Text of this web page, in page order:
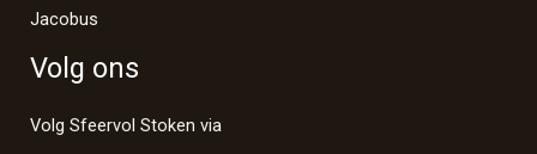
Jacobus
Volg ons
Volg Sfeervol Stoken via